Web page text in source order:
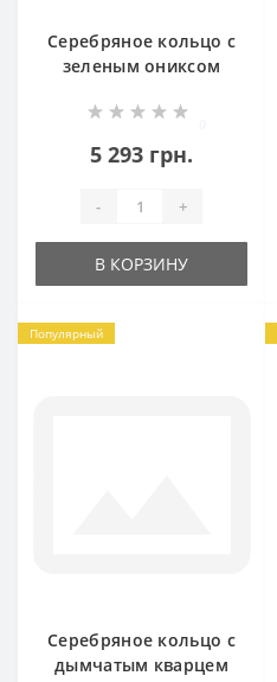
Серебряное кольцо с
зеленым ониксом
5 293 грн.
- +
В КОРЗИНУ
Популярный
Серебряное кольцо с
дымчатым кварцем